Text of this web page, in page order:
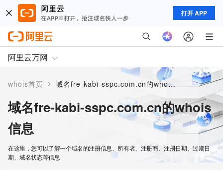
打开 APP
阿里云万网
whois首页 > 域名fre-kabi-sspc.com.cn的whois信息
域名fre-kabi-sspc.com.cn的whois
信息
在这里，您可以了解一个域名的注册信息、所有者、注册商、注册日期、过期日
期、域名状态等信息